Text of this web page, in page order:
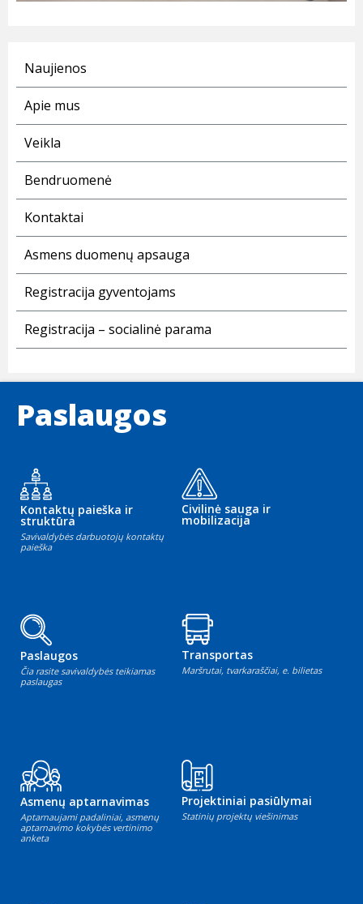
Naujienos
Apie mus
Veikla
Bendruomenė
Kontaktai
Asmens duomenų apsauga
Registracija gyventojams
Registracija – socialinė parama
Paslaugos
Kontaktų paieška ir
struktūra
Savivaldybės darbuotojų kontaktų
paieška
Civilinė sauga ir
mobilizacija
Paslaugos
Čia rasite savivaldybės teikiamas
paslaugas
Transportas
Maršrutai, tvarkaraščiai, e. bilietas
Asmenų aptarnavimas
Aptarnaujami padaliniai, asmenų
aptarnavimo kokybės vertinimo
anketa
Projektiniai pasiūlymai
Statinių projektų viešinimas